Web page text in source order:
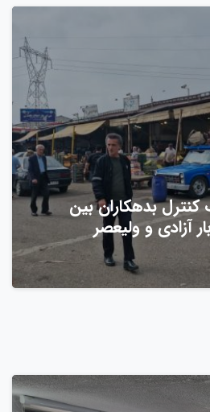
بدهکاران بین
آزادی و ولیعصر
0